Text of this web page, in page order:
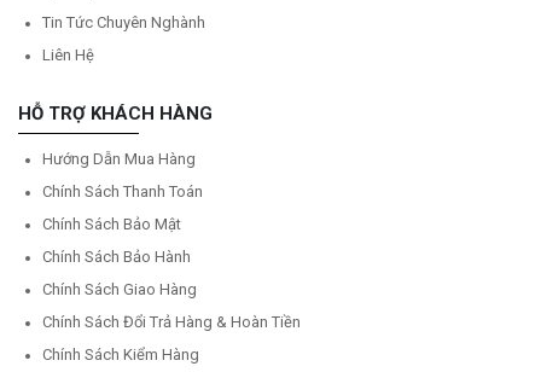
Tin Tức Chuyên Nghành
Liên Hệ
HỖ TRỢ KHÁCH HÀNG
Hướng Dẫn Mua Hàng
Chính Sách Thanh Toán
Chính Sách Bảo Mật
Chính Sách Bảo Hành
Chính Sách Giao Hàng
Chính Sách Đổi Trả Hàng & Hoàn Tiền
Chính Sách Kiểm Hàng